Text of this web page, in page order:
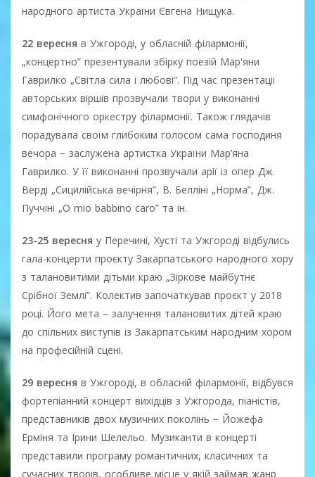
народного артиста України Євгена Нищука.
22 вересня в Ужгороді, у обласній філармонії,
„концертно” презентували збірку поезій Мар'яни
Гаврилко „Світла сила і любові”. Під час презентації
авторських віршів прозвучали твори у виконанні
симфонічного оркестру філармонії. Також глядачів
порадувала своїм глибоким голосом сама господиня
вечора − заслужена артистка України Мар’яна
Гаврилко. У її виконанні прозвучали арії із опер Дж.
Верді „Сицилійська вечірня”, В. Белліні „Норма”, Дж.
Пуччіні „О mio babbino caro” та ін.
23-25 вересня у Перечині, Хусті та Ужгороді відбулись
гала-концерти проєкту Закарпатського народного хору
з талановитими дітьми краю „Зіркове майбутнє
Срібної Землі”. Колектив започаткував проєкт у 2018
році. Його мета – залучення талановитих дітей краю
до спільних виступів із Закарпатським народним хором
на професійній сцені.
29 вересня в Ужгороді, в обласній філармонії, відбувся
фортепіанний концерт вихідців з Ужгорода, піаністів,
представників двох музичних поколінь − Йожефа
Ерміня та Ірини Шелельо. Музиканти в концерті
представили програму романтичних, класичних та
сучасних творів, особливе місце у якій займав жанр